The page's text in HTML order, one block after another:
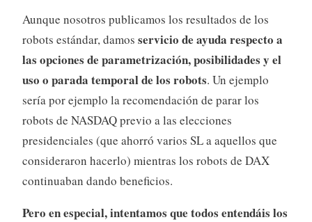
Aunque nosotros publicamos los resultados de los
robots estándar, damos servicio de ayuda respecto a
las opciones de parametrización, posibilidades y el
uso o parada temporal de los robots. Un ejemplo
sería por ejemplo la recomendación de parar los
robots de NASDAQ previo a las elecciones
presidenciales (que ahorró varios SL a aquellos que
consideraron hacerlo) mientras los robots de DAX
continuaban dando beneficios.
Pero en especial, intentamos que todos entendáis los